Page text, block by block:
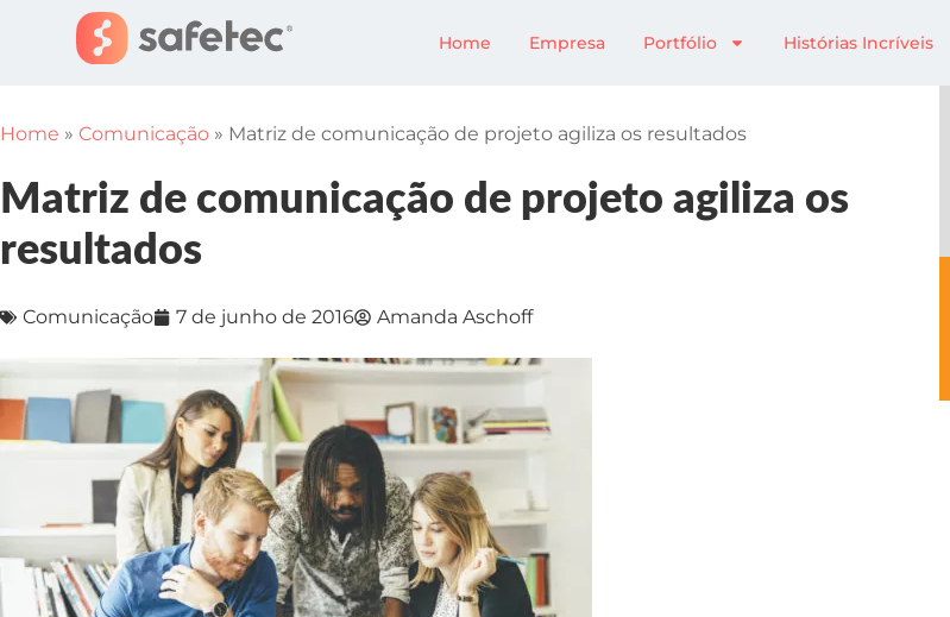
Home Empresa Portfólio Histórias Incríveis
Home » Comunicação » Matriz de comunicação de projeto agiliza os resultados
Matriz de comunicação de projeto agiliza os
resultados
Comunicação 7 de junho de 2016 Amanda Aschoff